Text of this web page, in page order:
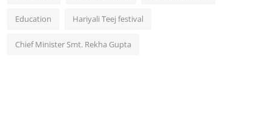
Education Hariyali Teej festival
Chief Minister Smt. Rekha Gupta